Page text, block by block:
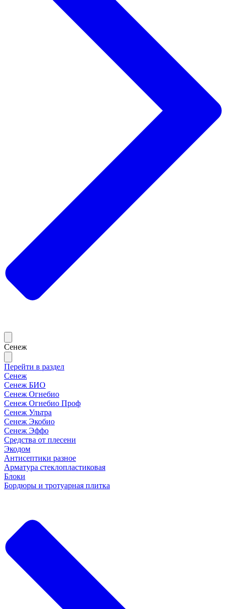
Сенеж
Перейти в раздел
Сенеж
Сенеж БИО
Сенеж Огнебио
Сенеж Огнебио Проф
Сенеж Ультра
Сенеж Экобио
Сенеж Эффо
Средства от плесени
Экодом
Антисептики разное
Арматура стеклопластиковая
Блоки
Бордюры и тротуарная плитка